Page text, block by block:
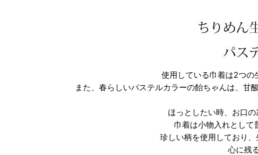
使用している巾着は2つの
また、春らしいパステルカラーの飴ちゃんは、甘
ほっとしたい時、お口
巾着は小物入れとして
珍しい柄を使用しており
心に残